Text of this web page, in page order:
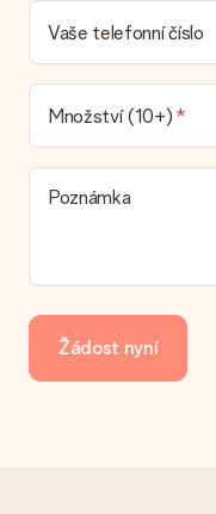
Dodací lhůtu naleznete
náš dopravce vám dodá
Jaké možnosti
V současné době není
který chcete objednat,
doručování poštovní
možnost spadá vaše
zákaznický servis.
Jak mohu zaplatit
kartu, fakturu přes
převodu platby prosím
navíc.
Vaše telefonní číslo
Množství (10+)
Poznámka
Žádost nyní